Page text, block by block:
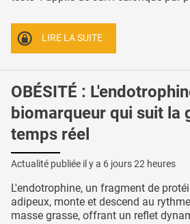
LIRE LA SUITE
OBÉSITÉ :
biomarqueur qui suit la
temps réel
Actualité publiée il y a 6 jours 22 heures
L'endotrophine, un fragment de
adipeux, monte et descend au
masse grasse, offrant un reflet